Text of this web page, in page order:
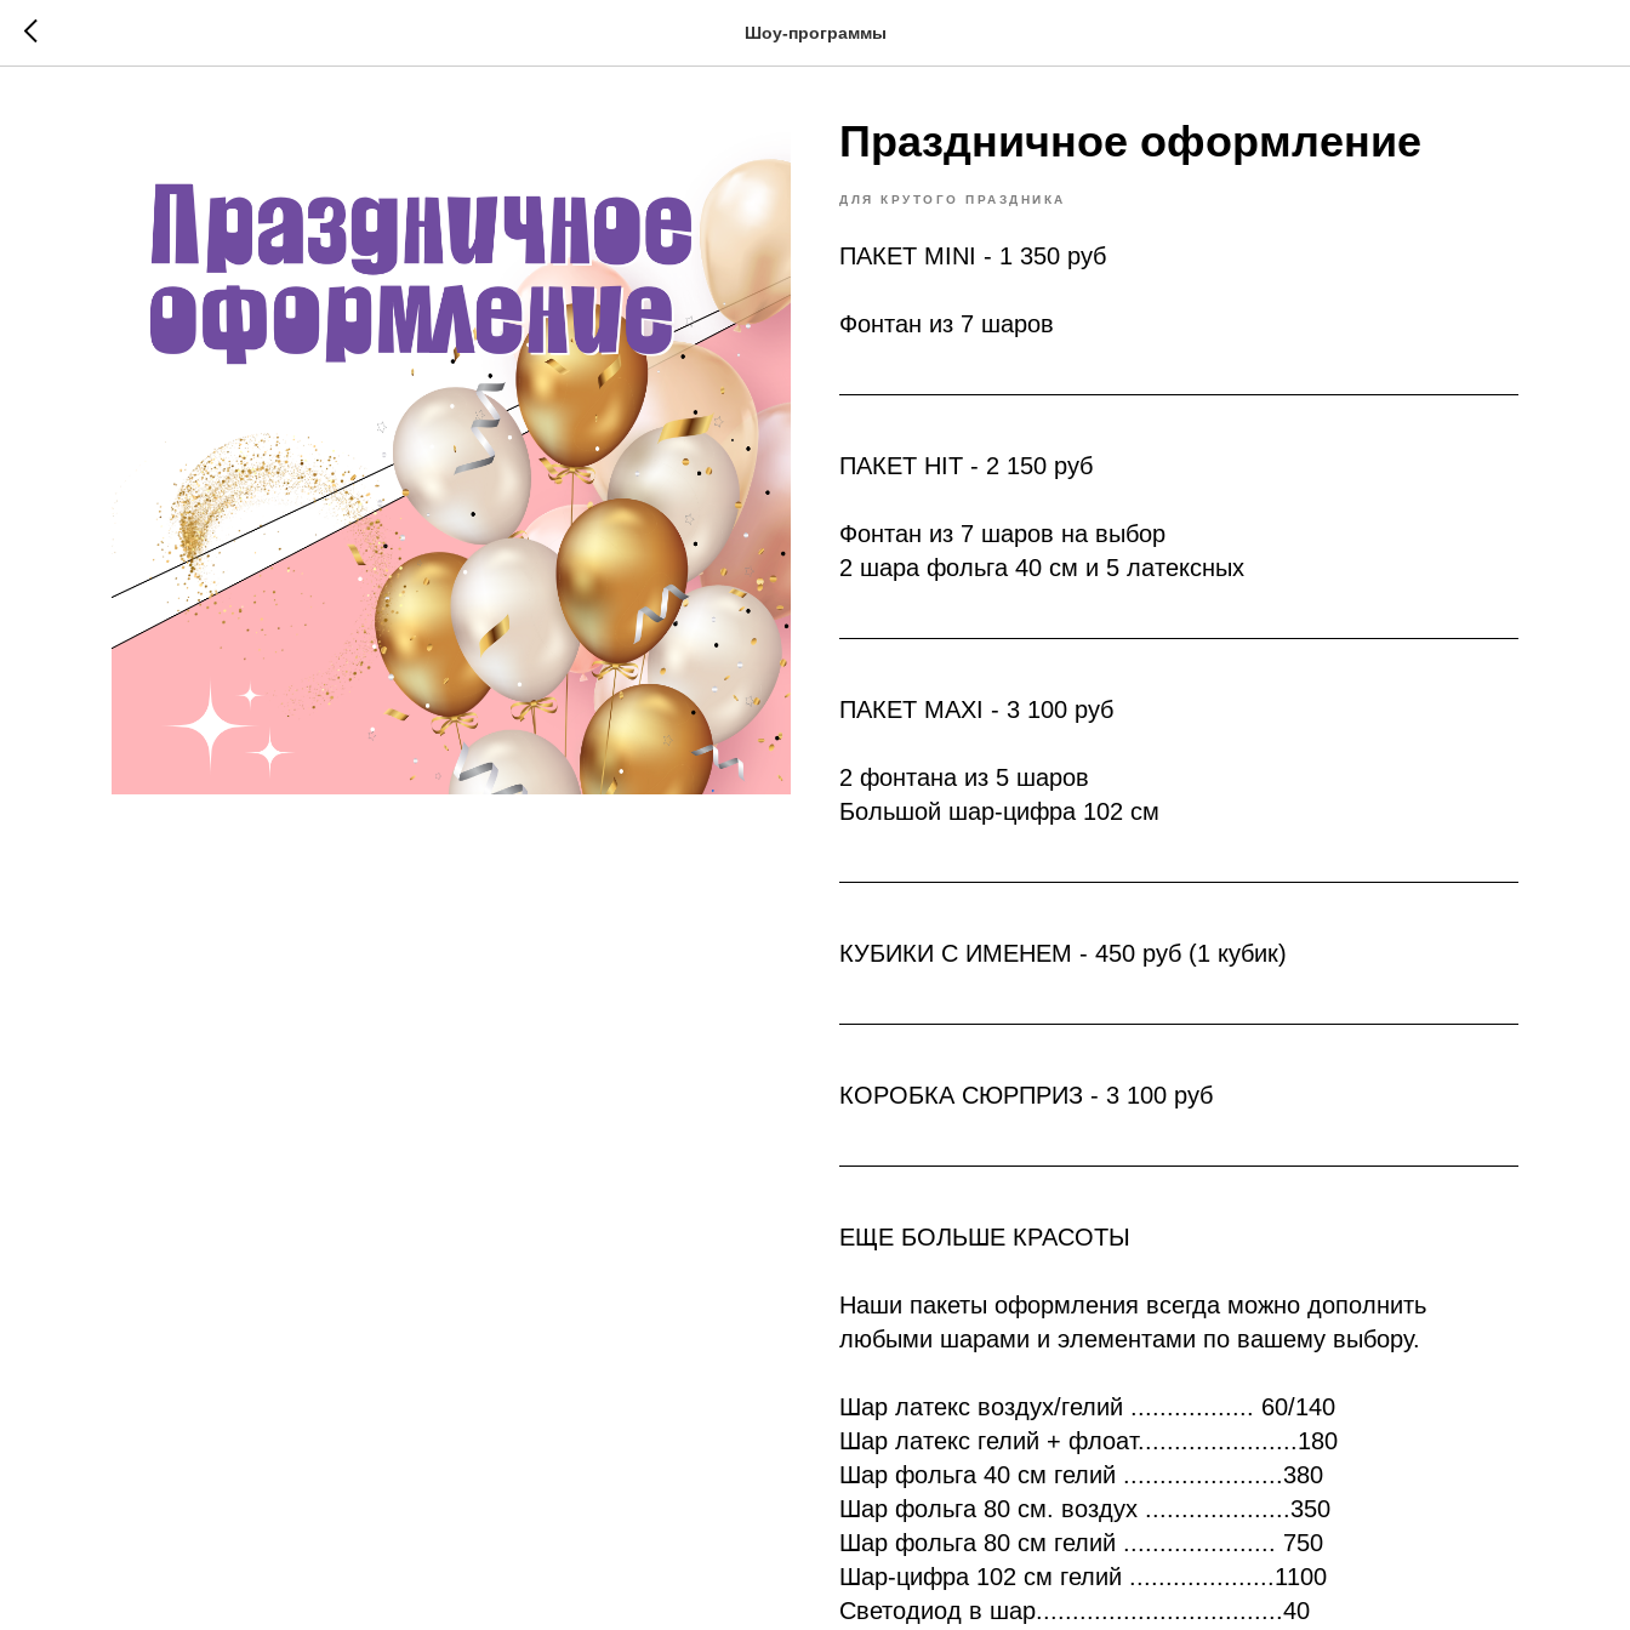
Шоу-программы
Праздничное оформление
ДЛЯ КРУТОГО ПРАЗДНИКА
ПАКЕТ MINI - 1 350 руб
Фонтан из 7 шаров
ПАКЕТ HIT - 2 150 руб
Фонтан из 7 шаров на выбор
2 шара фольга 40 см и 5 латексных
ПАКЕТ MAXI - 3 100 руб
2 фонтана из 5 шаров
Большой шар-цифра 102 см
КУБИКИ С ИМЕНЕМ - 450 руб (1 кубик)
КОРОБКА СЮРПРИЗ - 3 100 руб
ЕЩЕ БОЛЬШЕ КРАСОТЫ
Наши пакеты оформления всегда можно дополнить
любыми шарами и элементами по вашему выбору.
Шар латекс воздух/гелий ................. 60/140
Шар латекс гелий + флоат......................180
Шар фольга 40 см гелий ......................380
Шар фольга 80 см. воздух ....................350
Шар фольга 80 см гелий ..................... 750
Шар-цифра 102 см гелий ....................1100
Светодиод в шар..................................40